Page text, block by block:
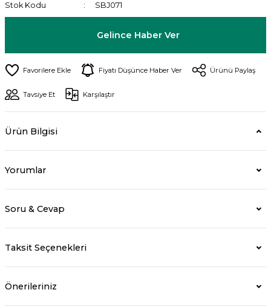
Stok Kodu
SBJ071
Gelince Haber Ver
Fiyatı Düşünce Haber Ver Ürünü Paylaş
Tavsiye Et Karşılaştır
Ürün Bilgisi
Yorumlar
Soru & Cevap
Taksit Seçenekleri
Önerileriniz